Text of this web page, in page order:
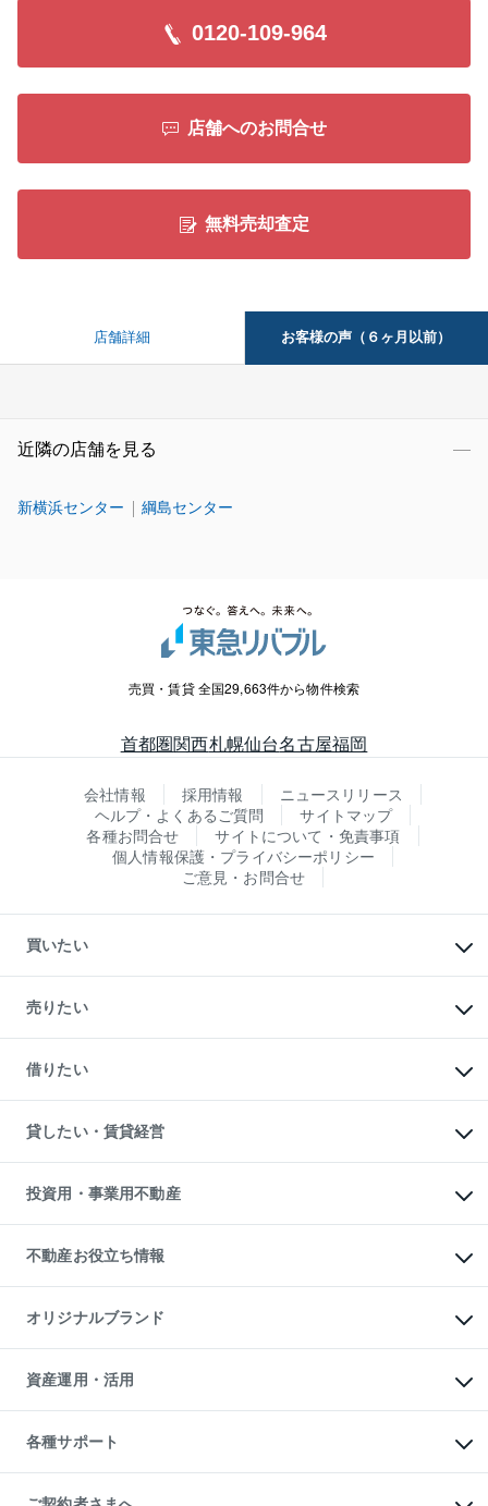
0120-109-964
店舗へのお問合せ
無料売却査定
店舗詳細 お客様の声（６ヶ月以前）
近隣の店舗を見る
新横浜センター 綱島センター
売買・賃貸 全国29,663件から物件検索
首都圏関西札幌仙台名古屋福岡
会社情報 採用情報
ニュースリリース
ヘルプ・よくあるご質問
サイトマップ
各種お問合せ
サイトについて・免責事項
個人情報保護・プライバシーポリシー
ご意見・お問合せ
買いたい
新築・分譲マンションの購入
中古マンションの購入
一戸建ての購入
中古一戸建ての購入
不動産購入の流れ
注目キーワード物件特集
購入ガイド
English 繁体中文簡体中文
売りたい
一戸建ての売却・査定
土地の売却・査定
スピードAI査定
不動産査定について
不動産売却の流れ
不動産買換えの流れ
売却ガイド
借りたい
オフィス・店舗の賃貸
借りるときの流れ
借りるガイド
貸したい・賃貸経営
マンション賃料データ
賃貸管理プラン
リロケーションについて
貸すガイド
投資用・事業用不動産
事業用不動産
マンション投資
投資用マンション
アパート経営
収益物件
ビル購入（ビル一棟）
投資用不動産の売却査定
事業用不動産の売却査定
不動産お役立ち情報
マンションライブラリー
人気マンションランキング
暮らしに役立つ不動産メディア
不動産相場・不動産価格情報
不動産コラム・ニュース
不動産用語集
不動産なんでもネット相談室
住まいの税金
オリジナルブランド
一棟リノベーションマンション
L`GENTE（ルジェンテ）
区分リノベーションマンション
投資用一棟レジデンスWELL
不動産小口投資
LEGACIA（レガシア）
資産運用・活用
不動産M&A
アセットマネジメント・出資
各種サポート
相続サポート